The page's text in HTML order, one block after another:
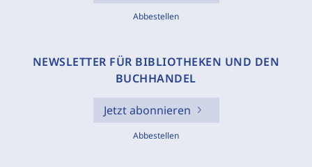
Abbestellen
NEWSLETTER FÜR BIBLIOTHEKEN UND DEN
BUCHHANDEL
Jetzt abonnieren
Abbestellen